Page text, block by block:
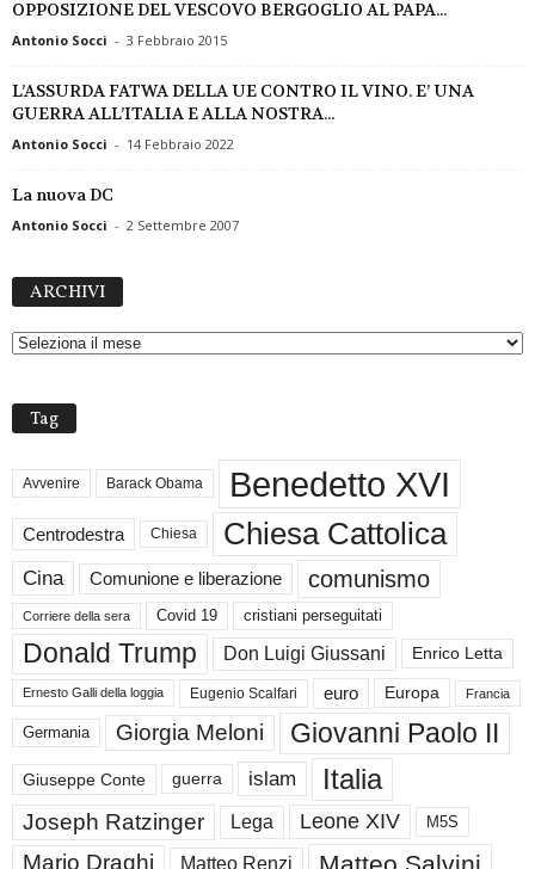
OPPOSIZIONE DEL VESCOVO BERGOGLIO AL PAPA...
Antonio Socci - 3 Febbraio 2015
L’ASSURDA FATWA DELLA UE CONTRO IL VINO. E’ UNA
GUERRA ALL’ITALIA E ALLA NOSTRA...
Antonio Socci - 14 Febbraio 2022
La nuova DC
Antonio Socci - 2 Settembre 2007
ARCHIVI
H
Tag
Avvenire Barack Obama Benedetto XVI
Centrodestra Chiesa Chiesa Cattolica
Cina Comunione e liberazione comunismo
Corriere della sera Covid 19 cristiani perseguitati
Donald Trump Don Luigi Giussani Enrico Letta
Ernesto Galli della loggia Eugenio Scalfari euro Europa Francia
Germania Giorgia Meloni Giovanni Paolo II
Giuseppe Conte guerra islam Italia
Joseph Ratzinger Lega Leone XIV M5S
Mario Draghi Matteo Renzi Matteo Salvini